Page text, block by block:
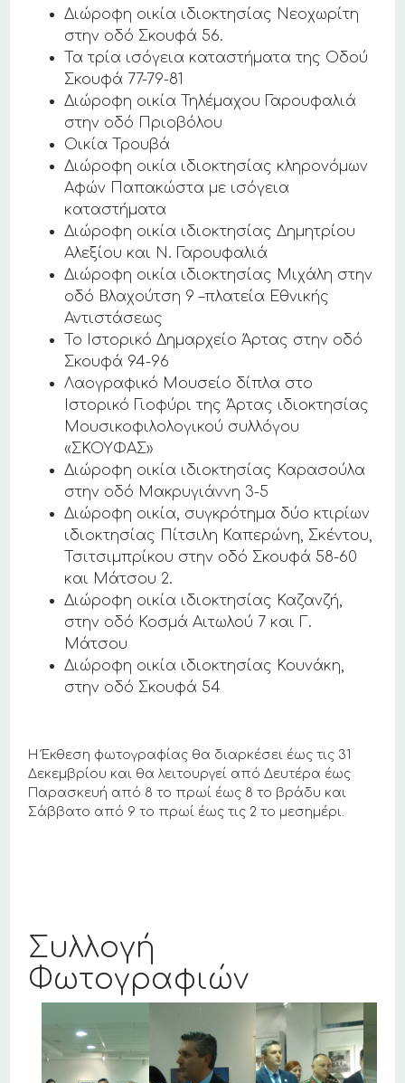
Διώροφη οικία ιδιοκτησίας Νεοχωρίτη
στην οδό Σκουφά 56.
Τα τρία ισόγεια καταστήματα της Οδού
Σκουφά 77-79-81
Διώροφη οικία Τηλέμαχου Γαρουφαλιά
στην οδό Πριοβόλου
Οικία Τρουβά
Διώροφη οικία ιδιοκτησίας κληρονόμων
Αφών Παπακώστα με ισόγεια
καταστήματα
Διώροφη οικία ιδιοκτησίας Δημητρίου
Αλεξίου και Ν. Γαρουφαλιά
Διώροφη οικία ιδιοκτησίας Μιχάλη στην
οδό Βλαχούτση 9 –πλατεία Εθνικής
Αντιστάσεως
Το Ιστορικό Δημαρχείο Άρτας στην οδό
Σκουφά 94-96
Λαογραφικό Μουσείο δίπλα στο
Ιστορικό Γιοφύρι της Άρτας ιδιοκτησίας
Μουσικοφιλολογικού συλλόγου
«ΣΚΟΥΦΑΣ»
Διώροφη οικία ιδιοκτησίας Καρασούλα
στην οδό Μακρυγιάννη 3-5
Διώροφη οικία, συγκρότημα δύο κτιρίων
ιδιοκτησίας Πίτσιλη Καπερώνη, Σκέντου,
Τσιτσιμπρίκου στην οδό Σκουφά 58-60
και Μάτσου 2.
Διώροφη οικία ιδιοκτησίας Καζανζή,
στην οδό Κοσμά Αιτωλού 7 και Γ.
Μάτσου
Διώροφη οικία ιδιοκτησίας Κουνάκη,
στην οδό Σκουφά 54
Η Έκθεση φωτογραφίας θα διαρκέσει έως τις 31
Δεκεμβρίου και θα λειτουργεί από Δευτέρα έως
Παρασκευή από 8 το πρωί έως 8 το βράδυ και
Σάββατο από 9 το πρωί έως τις 2 το μεσημέρι.
Συλλογή
Φωτογραφιών